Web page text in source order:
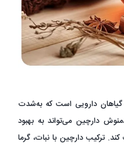
دارویی است که به‌شدت
دارچین می‌تواند به بهبود
ترکیب دارچین با نبات، گرما